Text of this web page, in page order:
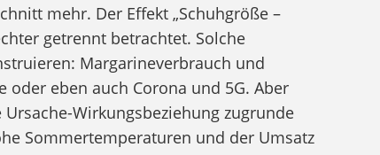
mehr. Der Effekt „Schuhgröße –
getrennt betrachtet. Solche
Margarineverbrauch und
oder eben auch Corona und 5G. Aber
Wirkungsbeziehung zugrunde
Sommertemperaturen und der Umsatz